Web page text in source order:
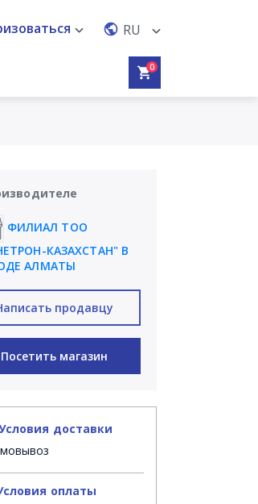
RU
0
ФИЛИАЛ ТОО
КАЗАХСТАН" В
АЛМАТЫ
продавцу
Посетить магазин
доставки
оплаты